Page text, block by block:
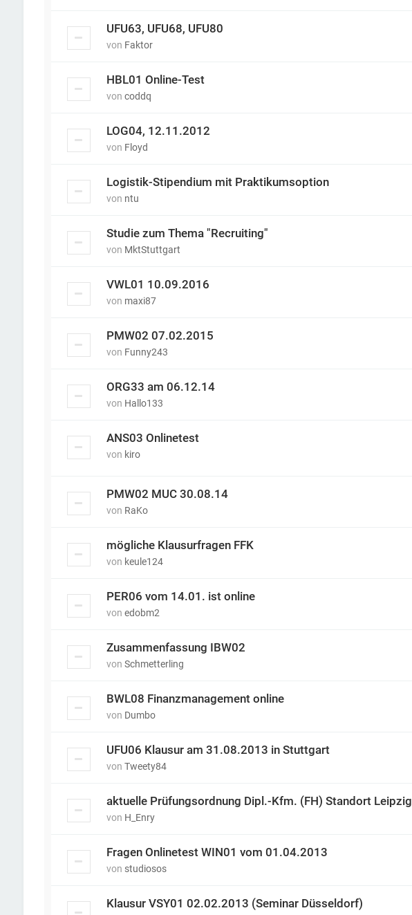
UFU63, UFU68, UFU80
von Faktor
HBL01 Online-Test
von coddq
LOG04, 12.11.2012
von Floyd
Logistik-Stipendium mit Praktikumsoption
von ntu
Studie zum Thema "Recruiting"
von MktStuttgart
VWL01 10.09.2016
von maxi87
PMW02 07.02.2015
von Funny243
ORG33 am 06.12.14
von Hallo133
ANS03 Onlinetest
von kiro
PMW02 MUC 30.08.14
von RaKo
mögliche Klausurfragen FFK
von keule124
PER06 vom 14.01. ist online
von edobm2
Zusammenfassung IBW02
von Schmetterling
BWL08 Finanzmanagement online
von Dumbo
UFU06 Klausur am 31.08.2013 in Stuttgart
von Tweety84
aktuelle Prüfungsordnung Dipl.-Kfm. (FH) Standort Leipzig
von H_Enry
Fragen Onlinetest WIN01 vom 01.04.2013
von studiosos
Klausur VSY01 02.02.2013 (Seminar Düsseldorf)